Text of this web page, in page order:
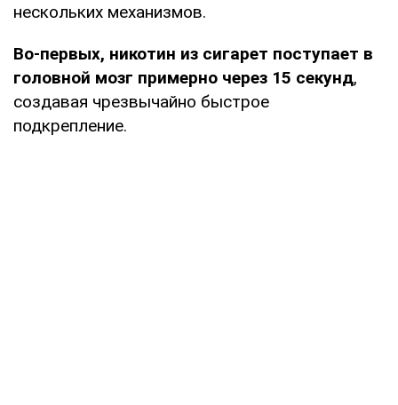
нескольких механизмов.
Во-первых, никотин из сигарет поступает в
головной мозг примерно через 15 секунд,
создавая чрезвычайно быстрое
подкрепление.